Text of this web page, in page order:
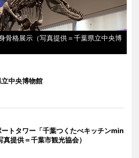
骨格展示（写真提供＝千葉県立中央博
中央博物館
トタワー「千葉つくたべキッチンmin
真提供＝千葉市観光協会）